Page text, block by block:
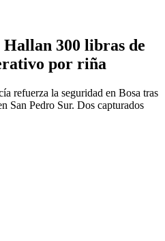
Hallan 300 libras de
por riña
refuerza la seguridad en Bosa tras
San Pedro Sur. Dos capturados